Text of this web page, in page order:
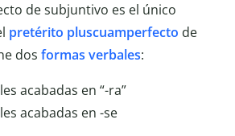
de subjuntivo es el único
pretérito pluscuamperfecto de
dos formas verbales:
acabadas en “-ra”
acabadas en -se